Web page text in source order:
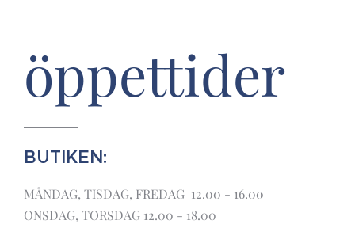
öppettider
BUTIKEN:
MÅNDAG, TISDAG, FREDAG 12.00 - 16.00
ONSDAG, TORSDAG 12.00 - 18.00